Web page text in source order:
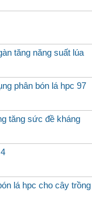
tăng năng suất lúa
phân bón lá hpc 97
tăng sức đề kháng
lá hpc cho cây trồng